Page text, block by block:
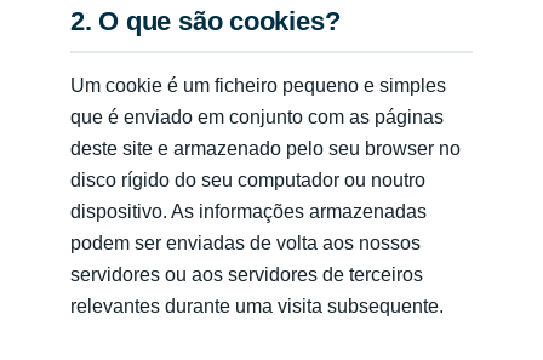
2. O que são cookies?
Um cookie é um ficheiro pequeno e simples
que é enviado em conjunto com as páginas
deste site e armazenado pelo seu browser no
disco rígido do seu computador ou noutro
dispositivo. As informações armazenadas
podem ser enviadas de volta aos nossos
servidores ou aos servidores de terceiros
relevantes durante uma visita subsequente.